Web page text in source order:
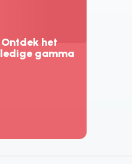
Ontdek het
gamma